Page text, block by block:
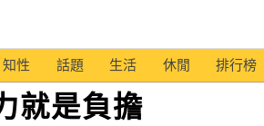
知性 話題 生活 休閒 排行榜
就是負擔